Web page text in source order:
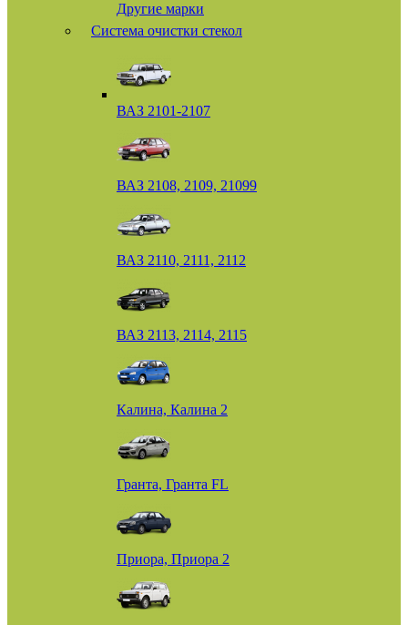
Другие марки
Система очистки стекол
ВАЗ 2101-2107
ВАЗ 2108, 2109, 21099
ВАЗ 2110, 2111, 2112
ВАЗ 2113, 2114, 2115
Калина, Калина 2
Гранта, Гранта FL
Приора, Приора 2